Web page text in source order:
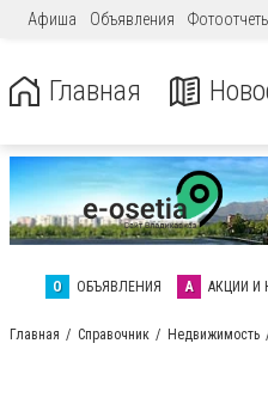
Афиша Объявления
Главная
О ОБЪЯВЛЕНИЯ А АКЦИИ И
Главная Справочник Недвижимость